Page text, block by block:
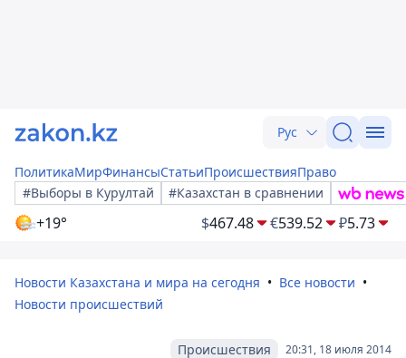
Рус
ПолитикаМирФинансыСтатьиПроисшествияПраво
#Выборы в Курултай
#Казахстан в сравнении
+19° $467.48 €539.52 ₽5.73
Новости Казахстана и мира на сегодня
Все новости
Новости происшествий
20:31, 18 июля 2014
Происшествия